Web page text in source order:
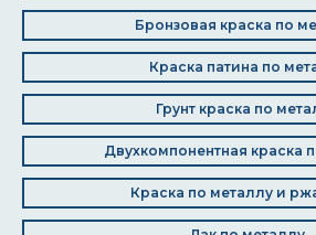
Бронзовая краска по
Краска патина по
Грунт краска по
Двухкомпонентная краска
Краска по металлу и